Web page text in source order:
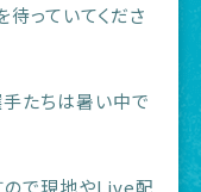
っていてくださ
たちは暑い中で
ので現地やLive配